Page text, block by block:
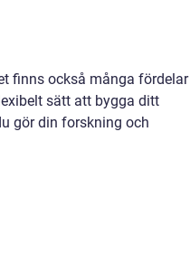
finns också många fördelar
sätt att bygga ditt
gör din forskning och